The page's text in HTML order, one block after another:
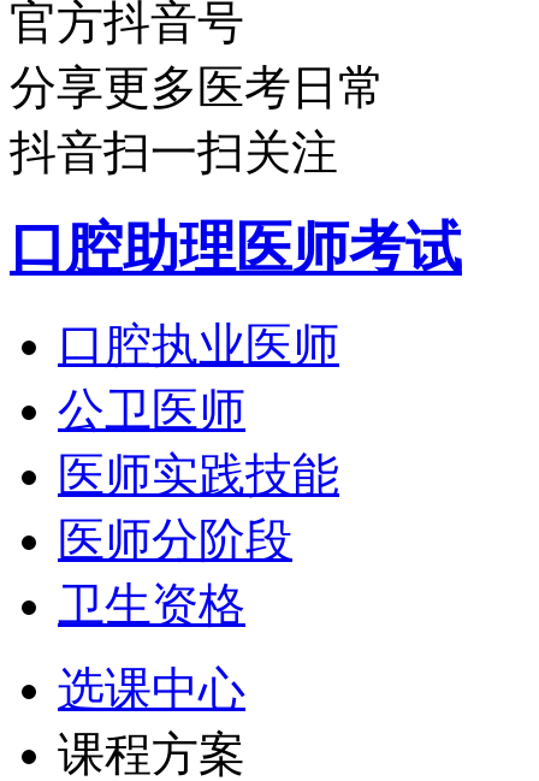
官方抖音号
分享更多医考日常
抖音扫一扫关注
口腔助理医师考试
口腔执业医师
公卫医师
医师实践技能
医师分阶段
卫生资格
选课中心
课程方案